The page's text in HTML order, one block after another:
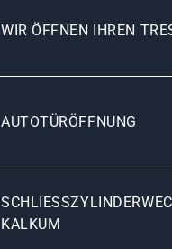
WIR ÖFFNEN IHREN
AUTOTÜRÖFFNUNG
ALKUM